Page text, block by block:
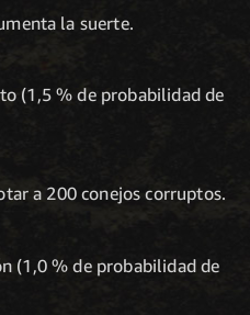
la suerte.
(1,5 % de probabilidad de
a 200 conejos corruptos.
(1,0 % de probabilidad de